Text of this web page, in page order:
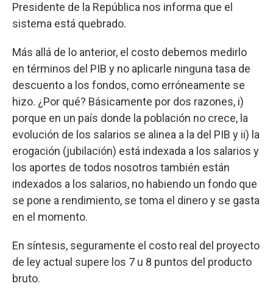
Presidente de la República nos informa que el
sistema está quebrado.
Más allá de lo anterior, el costo debemos medirlo
en términos del PIB y no aplicarle ninguna tasa de
descuento a los fondos, como erróneamente se
hizo. ¿Por qué? Básicamente por dos razones, i)
porque en un país donde la población no crece, la
evolución de los salarios se alinea a la del PIB y ii) la
erogación (jubilación) está indexada a los salarios y
los aportes de todos nosotros también están
indexados a los salarios, no habiendo un fondo que
se pone a rendimiento, se toma el dinero y se gasta
en el momento.
En síntesis, seguramente el costo real del proyecto
de ley actual supere los 7 u 8 puntos del producto
bruto.